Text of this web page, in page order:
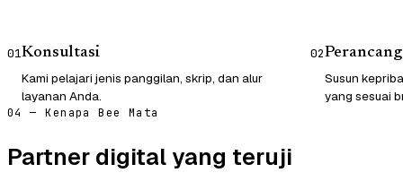
01Konsultasi
Kami pelajari jenis panggilan, skrip, dan alur
layanan Anda.
02
Susun
yang sesuai
04 — Kenapa Bee Mata
Partner digital yang teruji